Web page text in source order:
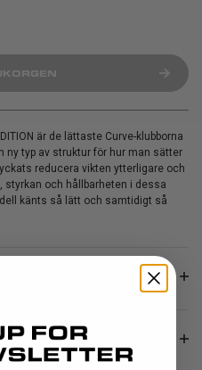
är de lättaste Curve-klubborna
ny typ av struktur för hur man sätter
reducera vikten ytterligare och
styrkan och hållbarheten i dessa
känts så lätt och samtidigt så